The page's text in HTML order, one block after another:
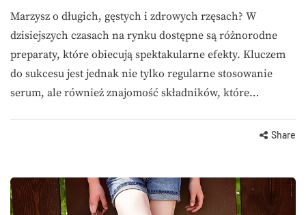
Marzysz o długich, gęstych i zdrowych rzęsach? W
dzisiejszych czasach na rynku dostępne są różnorodne
preparaty, które obiecują spektakularne efekty. Kluczem
do sukcesu jest jednak nie tylko regularne stosowanie
serum, ale również znajomość składników, które…
Share